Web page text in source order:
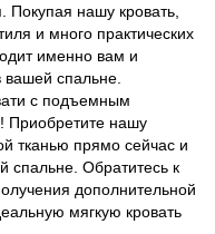
Покупая нашу кровать,
и много практических
именно вам и
спальне.
с подъемным
Приобретите нашу
тканью прямо сейчас и
спальне. Обратитесь к
дополнительной
мягкую кровать